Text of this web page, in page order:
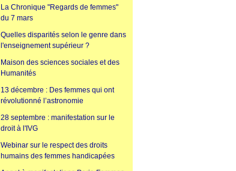
La Chronique "Regards de femmes"
du 7 mars
Quelles disparités selon le genre dans
l'enseignement supérieur ?
Maison des sciences sociales et des
Humanités
13 décembre : Des femmes qui ont
révolutionné l’astronomie
28 septembre : manifestation sur le
droit à l'IVG
Webinar sur le respect des droits
humains des femmes handicapées